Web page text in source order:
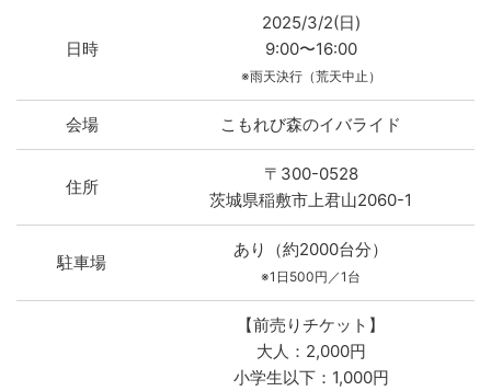
日時
2025/3/2(日)
9:00〜16:00
※雨天決行（荒天中止）
会場 こもれび森のイバライド
住所
〒300-0528
茨城県稲敷市上君山2060-1
駐車場
あり（約2000台分）
※1日500円／1台
【前売りチケット】
大人：2,000円
小学生以下：1,000円